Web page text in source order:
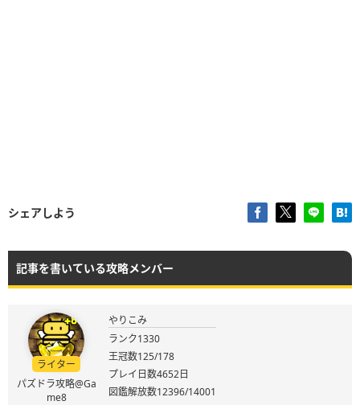
シェアしよう
記事を書いている攻略メンバー
ライター
パズドラ攻略@Ga
me8
やりこみ
ランク1330
王冠数125/178
プレイ日数4652日
図鑑解放数12396/14001